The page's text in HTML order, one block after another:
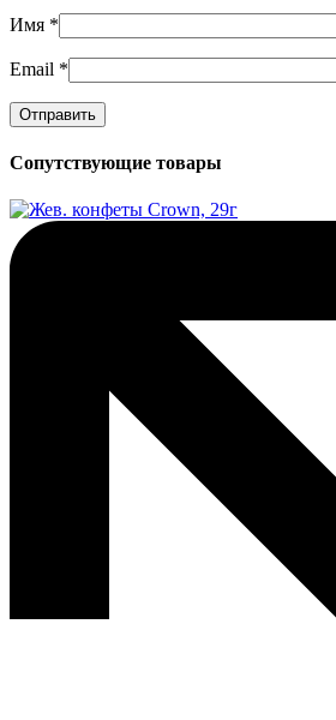
Имя *
Email *
Сопутствующие товары